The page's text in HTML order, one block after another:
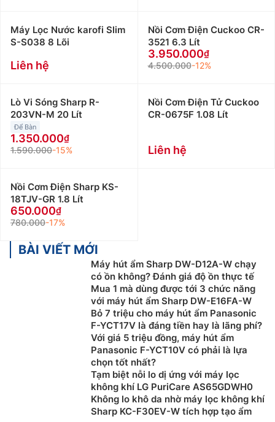
Máy Lọc Nước karofi Slim
S-S038 8 Lõi
Liên hệ
Nồi Cơm Điện Cuckoo CR-
3521 6.3 Lít
3.950.000
4.500.000-12%
Lò Vi Sóng Sharp R-
203VN-M 20 Lít
Để Bàn
1.350.000
1.590.000-15%
Nồi Cơm Điện Tử Cuckoo
CR-0675F 1.08 Lít
Liên hệ
Nồi Cơm Điện Sharp KS-
18TJV-GR 1.8 Lít
650.000
780.000-17%
BÀI VIẾT MỚI
Máy hút ẩm Sharp DW-D12A-W chạy
có ồn không? Đánh giá độ ồn thực tế
Mua 1 mà dùng được tới 3 chức năng
với máy hút ẩm Sharp DW-E16FA-W
Bỏ 7 triệu cho máy hút ẩm Panasonic
F-YCT17V là đáng tiền hay là lãng phí?
Với giá 5 triệu đồng, máy hút ẩm
Panasonic F-YCT10V có phải là lựa
chọn tốt nhất?
Tạm biệt nỗi lo dị ứng với máy lọc
không khí LG PuriCare AS65GDWH0
Không lo khô da nhờ máy lọc không khí
Sharp KC-F30EV-W tích hợp tạo ẩm